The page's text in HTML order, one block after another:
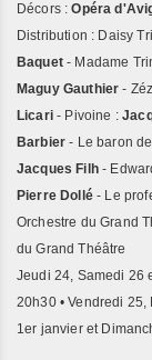
Décors :Opéra
Distribution : Daisy
Baquet- Madame
Maguy Gauthier -
Licari- Pivoine :
Barbier - Le baron
Jacques Filh-
Pierre Dollé- Le
Orchestre du Grand
du Grand Théâtre
Jeudi 24, Samedi 26
20h30 • Vendredi
1er janvier et